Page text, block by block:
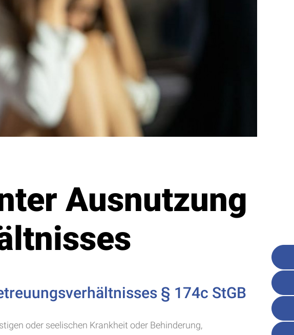
Ausnutzung
§ 174c StGB
oder seelischen Krankheit oder Behinderung,